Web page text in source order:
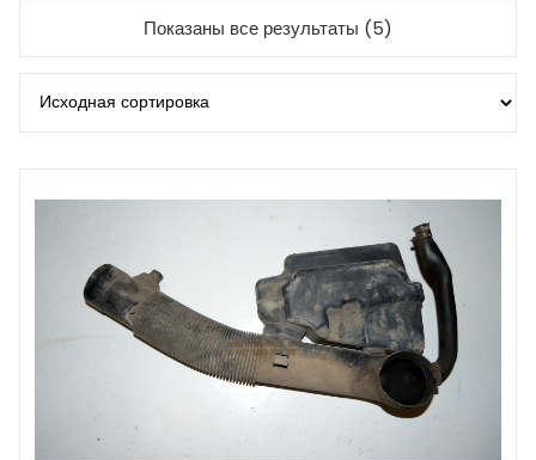
Показаны все результаты (5)